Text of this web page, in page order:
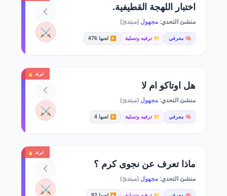
اختبار اللهجة القطيفية.
منشئ التحدي:مجهول (مبتدئ)
🧠 معرفي 📁 ترفيه وتسلية ▶️ لعبها 476 ⚔️
ترند 🔥
هل اوتاكو ام لا
منشئ التحدي:مجهول (مبتدئ)
🧠 معرفي 📁 ترفيه وتسلية ▶️ لعبها 4 ⚔️
ترند 🔥
ماذا تعرف عن نجوى كرم ؟
منشئ التحدي:مجهول (مبتدئ)
⚔️